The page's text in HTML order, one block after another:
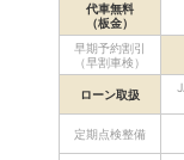
代車無料
（板金）
早期予約割引
（早割車検）
ローン取扱
定期点検整備